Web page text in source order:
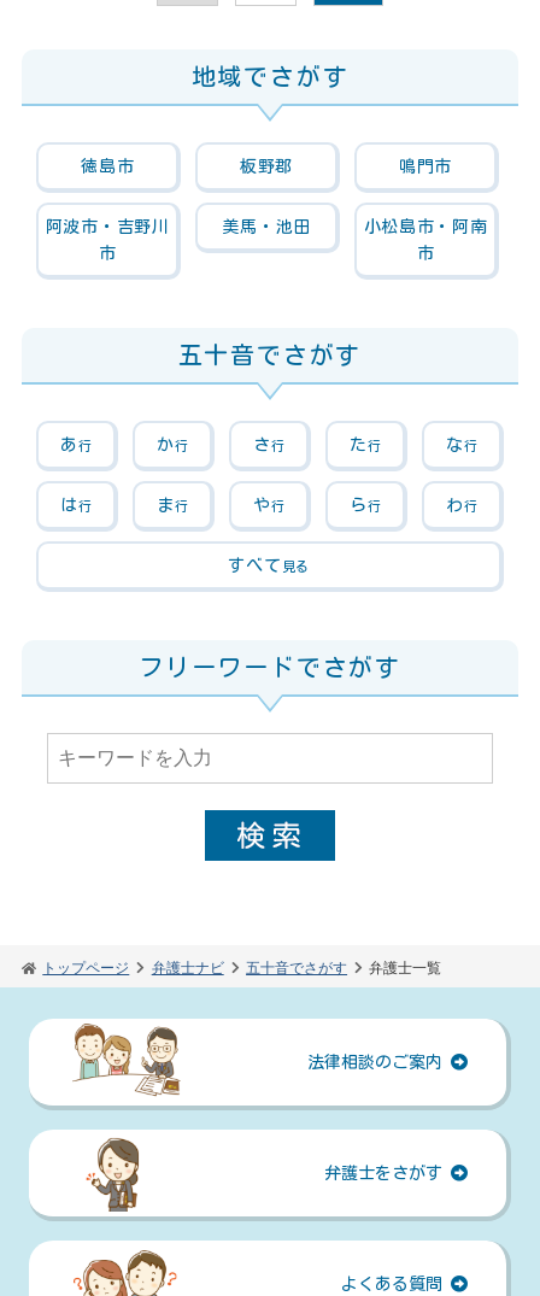
地域でさがす
徳島市 板野郡 鳴門市
阿波市・吉野川
市
美馬・池田
小松島市・阿南
市
五十音でさがす
あ行 か行 さ行 た行 な行
は行 ま行 や行 ら行 わ行
すべて 見る
フリーワードでさがす
トップページ 弁護士ナビ 五十音でさがす 弁護士一覧
法律相談のご案内
弁護士をさがす
よくある質問